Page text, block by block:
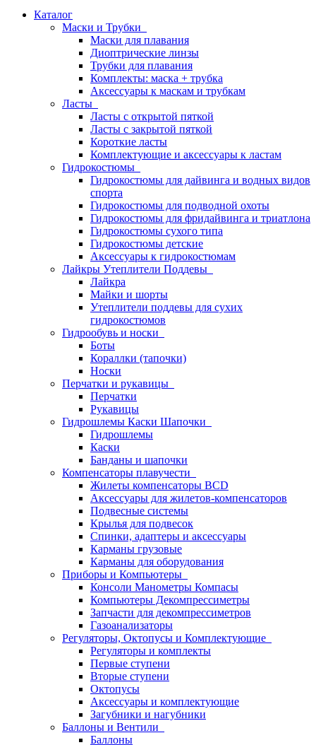
Каталог
Маски и Трубки
Маски для плавания
Диоптрические линзы
Трубки для плавания
Комплекты: маска + трубка
Аксессуары к маскам и трубкам
Ласты
Ласты с открытой пяткой
Ласты с закрытой пяткой
Короткие ласты
Комплектующие и аксессуары к ластам
Гидрокостюмы
Гидрокостюмы для дайвинга и водных видов
спорта
Гидрокостюмы для подводной охоты
Гидрокостюмы для фридайвинга и триатлона
Гидрокостюмы сухого типа
Гидрокостюмы детские
Аксессуары к гидрокостюмам
Лайкры Утеплители Поддевы
Лайкра
Майки и шорты
Утеплители поддевы для сухих
гидрокостюмов
Гидрообувь и носки
Боты
Кораллки (тапочки)
Носки
Перчатки и рукавицы
Перчатки
Рукавицы
Гидрошлемы Каски Шапочки
Гидрошлемы
Каски
Банданы и шапочки
Компенсаторы плавучести
Жилеты компенсаторы BCD
Аксессуары для жилетов-компенсаторов
Подвесные системы
Крылья для подвесок
Спинки, адаптеры и аксессуары
Карманы грузовые
Карманы для оборудования
Приборы и Компьютеры
Консоли Манометры Компасы
Компьютеры Декомпрессиметры
Запчасти для декомпрессиметров
Газоанализаторы
Регуляторы, Октопусы и Комплектующие
Регуляторы и комплекты
Первые ступени
Вторые ступени
Октопусы
Аксессуары и комплектующие
Загубники и нагубники
Баллоны и Вентили
Баллоны